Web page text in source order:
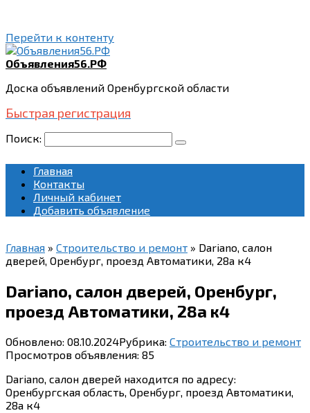
Перейти к контенту
Объявления56.РФ
Доска объявлений Оренбургской области
Быстрая регистрация
Поиск:
Главная
Контакты
Личный кабинет
Добавить объявление
Главная » Строительство и ремонт » Dariano, салон
дверей, Оренбург, проезд Автоматики, 28а к4
Dariano, салон дверей, Оренбург,
проезд Автоматики, 28а к4
Обновлено: 08.10.2024Рубрика: Строительство и ремонт
Просмотров объявления: 85
Dariano, салон дверей находится по адресу:
Оренбургская область, Оренбург, проезд Автоматики,
28а к4